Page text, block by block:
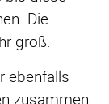
Die
groß.
ebenfalls
zusammen